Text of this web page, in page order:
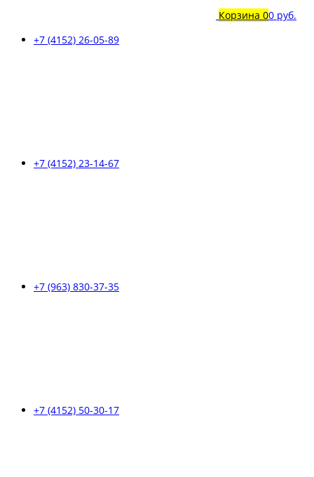
Корзина 00 руб.
+7 (4152) 26-05-89
+7 (4152) 23-14-67
+7 (963) 830-37-35
+7 (4152) 50-30-17